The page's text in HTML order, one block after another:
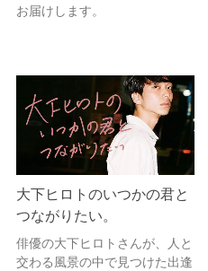
お届けします。
大下ヒロトのいつかの君と
つながりたい。
俳優の大下ヒロトさんが、人と
交わる風景の中で見つけた出逢